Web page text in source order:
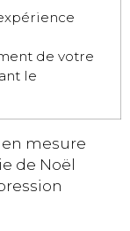
de votre
le
en mesure
de Noël